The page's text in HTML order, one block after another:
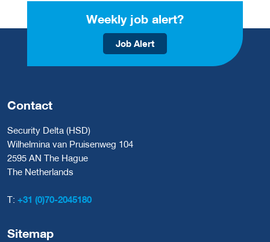
Weekly job alert?
Job Alert
Contact
Security Delta (HSD)
Wilhelmina van Pruisenweg 104
2595 AN The Hague
The Netherlands
T: +31 (0)70-2045180
Sitemap